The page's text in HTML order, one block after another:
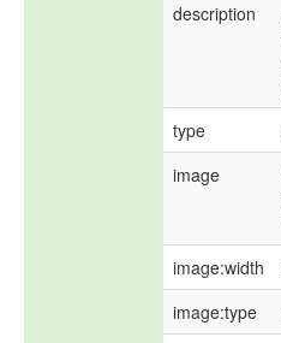
description
type
image
image:width
image:type